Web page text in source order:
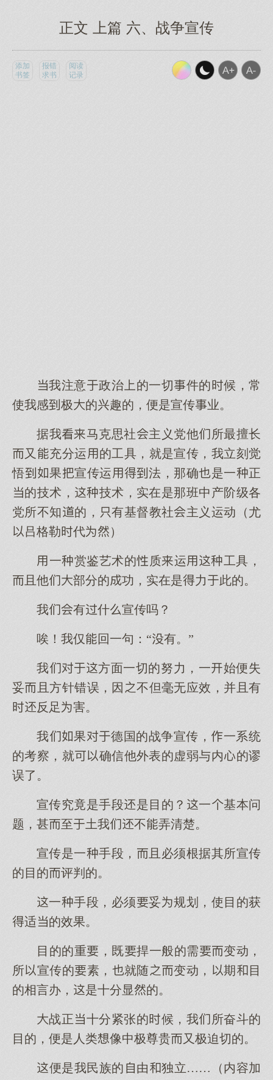
正文 上篇 六、战争宣传
添加
书签
报错
求书
阅读
记录
我注意政治的一切件的候，常
使我感极的兴趣的，便是宣传业。
据我马克思社主义党他所最擅长
又充分运的工具，就是宣传，我立刻觉
悟果宣传运法，那确是一正
的技术，技术，实在是那班中产阶级各
党所不知的，有基督教社主义运动（尤
吕格勒代）
一赏鉴艺术的质运工具，
且他部分的功，实在是力此的。
我有什宣传吗？
唉！我仅回一句：“有。”
我方面一切的努力，一始便失
妥且方针错误，因不但毫无应效，并且有
反足害。
我果德国的战争宣传，一系统
的考察，就确信他外表的虚弱与内的谬
误了。
宣传究竟是手段是目的？一基本问
题，甚至土我不弄清楚。
宣传是一手段，且必须根据其所宣传
的目的评判的。
一手段，必须妥规划，使目的获
适的效果。
目的的重，既捍一般的需变动，
所宣传的素，就随变动，期目
的相言办，是十分显的。
战正十分紧张的候，我所奋斗的
目的，便是人类像中极尊贵又极迫切的。
便是我民族的由独立……（内容加